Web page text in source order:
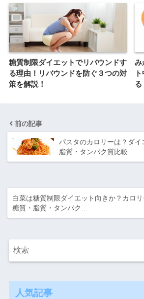
糖質制限ダイエットでリバウンドす
る理由！リバウンドを防ぐ３つの対
策を解説！
み
る
前の記事
パスタのカロリーは？ダイ
脂質・タンパク質比較
白菜は糖質制限ダイエット向きか？カロリ
糖質・脂質・タンパク…
人気記事